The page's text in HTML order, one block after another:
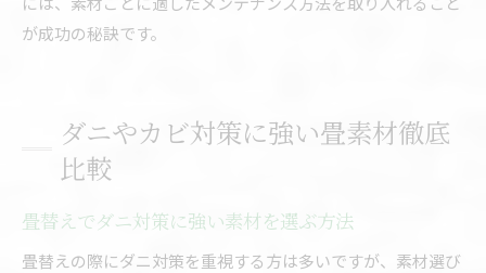
が成功の秘訣です。
ダニやカビ対策に強い畳素材徹底
比較
畳替えでダニ対策に強い素材を選ぶ方法
畳替えの際にダニ対策を重視する方は多いですが、素材選び